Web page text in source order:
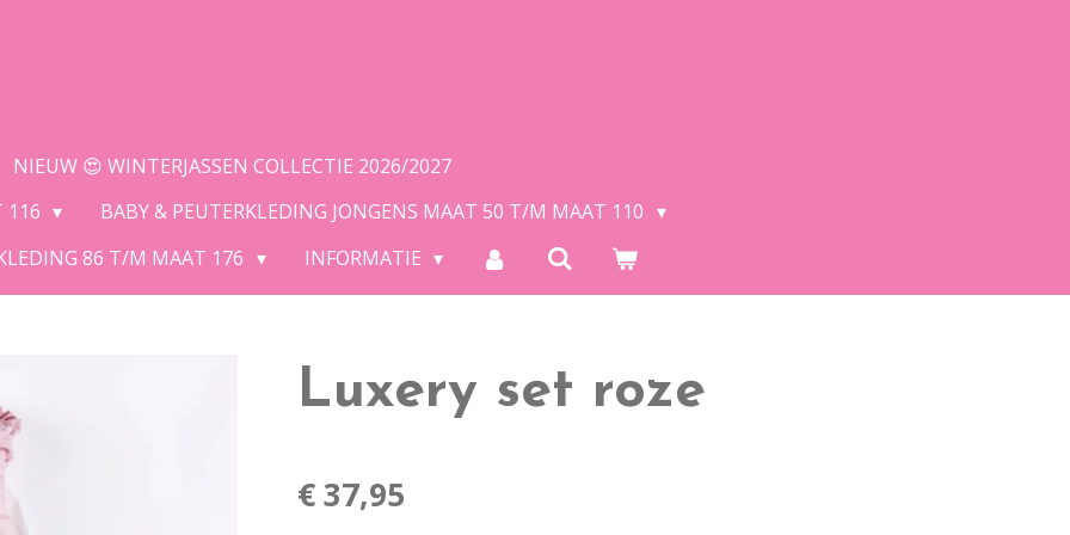
NIEUW 😍 WINTERJASSEN COLLECTIE 2026/2027
116
BABY & PEUTERKLEDING JONGENS MAAT 50 T/M MAAT 110
86 T/M MAAT 176
INFORMATIE
Luxery set roze
€ 37,95